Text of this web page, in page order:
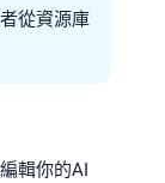
從資源庫
輯你的AI